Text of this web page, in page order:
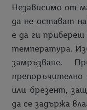
Независимо от
да не остават
е да ги
температура.
замръзване.
или брезент,
да се задържа